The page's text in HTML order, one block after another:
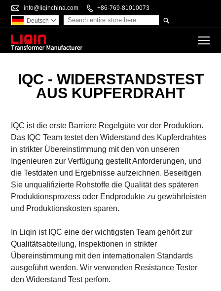
 info@liqinchina.com  +86-769-81010073

Deutsch 
IQC - WIDERSTANDSTEST
AUS KUPFERDRAHT
IQC ist die erste Barriere Regelgüte vor der Produktion.
Das IQC Team testet den Widerstand des Kupferdrahtes
in strikter Übereinstimmung mit den von unseren
Ingenieuren zur Verfügung gestellt Anforderungen, und
die Testdaten und Ergebnisse aufzeichnen. Beseitigen
Sie unqualifizierte Rohstoffe die Qualität des späteren
Produktionsprozess oder Endprodukte zu gewährleisten
und Produktionskosten sparen.
In Liqin ist IQC eine der wichtigsten Team gehört zur
Qualitätsabteilung, Inspektionen in strikter
Übereinstimmung mit den internationalen Standards
ausgeführt werden. Wir verwenden Resistance Tester
den Widerstand Test perfom.